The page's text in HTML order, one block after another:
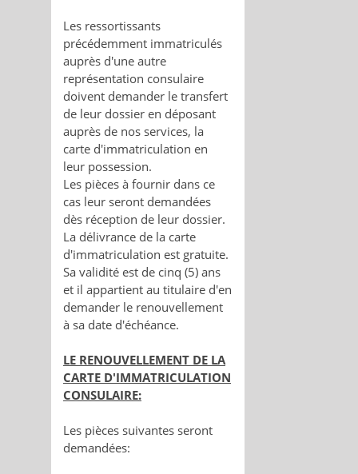
Les ressortissants
précédemment immatriculés
auprès d'une autre
représentation consulaire
doivent demander le transfert
de leur dossier en déposant
auprès de nos services, la
carte d'immatriculation en
leur possession.
Les pièces à fournir dans ce
cas leur seront demandées
dès réception de leur dossier.
La délivrance de la carte
d'immatriculation est gratuite.
Sa validité est de cinq (5) ans
et il appartient au titulaire d'en
demander le renouvellement
à sa date d'échéance.
LE RENOUVELLEMENT DE LA
CARTE D'IMMATRICULATION
CONSULAIRE:
Les pièces suivantes seront
demandées: